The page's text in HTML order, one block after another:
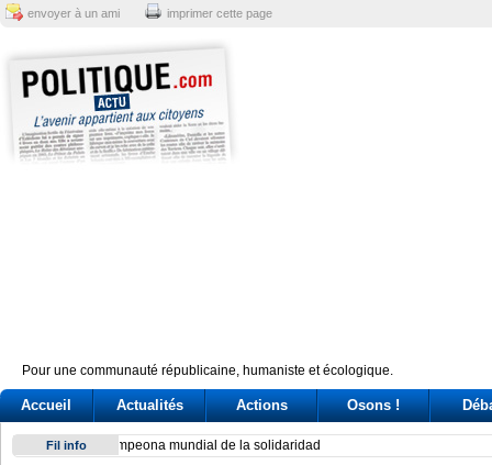
envoyer à un ami imprimer cette page
Pour une communauté républicaine, humaniste et écologique.
Accueil Actualités Actions Osons !
Fil info Exodus: West Bank hardships drive out Palestinian